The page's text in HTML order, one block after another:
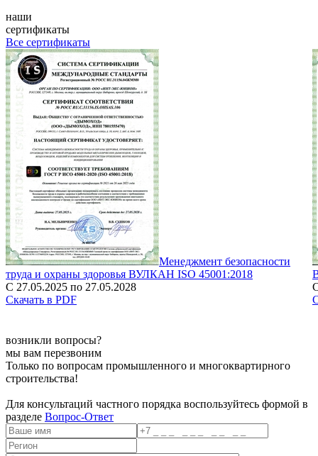
наши
сертификаты
Все сертификаты
Менеджмент безопасности
труда и охраны здоровья ВУЛКАН ISO 45001:2018
С 27.05.2025 по 27.05.2028
Скачать в PDF
возникли вопросы?
мы вам перезвоним
Только по вопросам промышленного и многоквартирного
строительства!
Для консультаций частного порядка воспользуйтесь формой в
разделе Вопрос-Ответ